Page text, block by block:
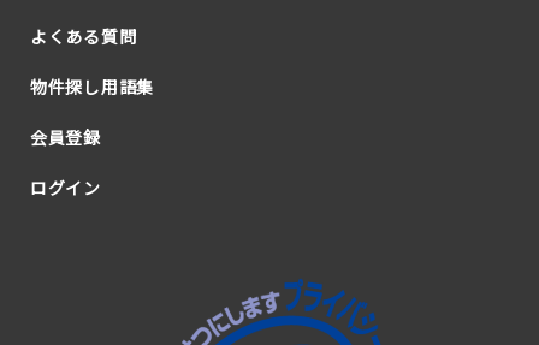
よくある質問
物件探し用語集
会員登録
ログイン